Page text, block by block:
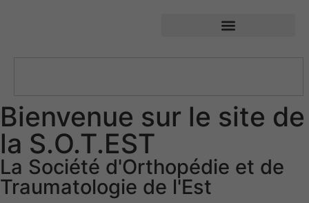
Bienvenue sur le site de
la S.O.T.EST
La Société d'Orthopédie et de
Traumatologie de l'Est